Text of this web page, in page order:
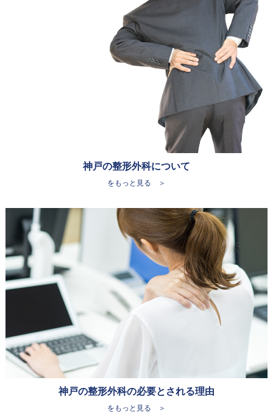
神戸の整形外科について
をもっと見る ＞
神戸の整形外科の必要とされる理由
をもっと見る ＞